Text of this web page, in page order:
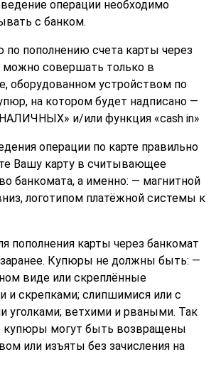
операции необходимо
с банком.
по пополнению счета карты через
можно совершать только в
оборудованном устройством по
на котором будет надписано —
и/или функция «cash in»
операции по карте правильно
Вашу карту в считывающее
банкомата, а именно: — магнитной
логотипом платёжной системы к
пополнения карты через банкомат
заранее. Купюры не должны быть: —
виде или скреплённые
и скрепками; слипшимися или с
уголками; ветхими и рваными. Так
купюры могут быть возвращены
или изъяты без зачисления на